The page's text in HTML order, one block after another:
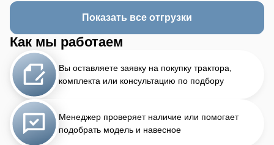
Показать все отгрузки
Как мы работаем
Вы оставляете заявку на покупку трактора,
комплекта или консультацию по подбору
Менеджер проверяет наличие или помогает
подобрать модель и навесное